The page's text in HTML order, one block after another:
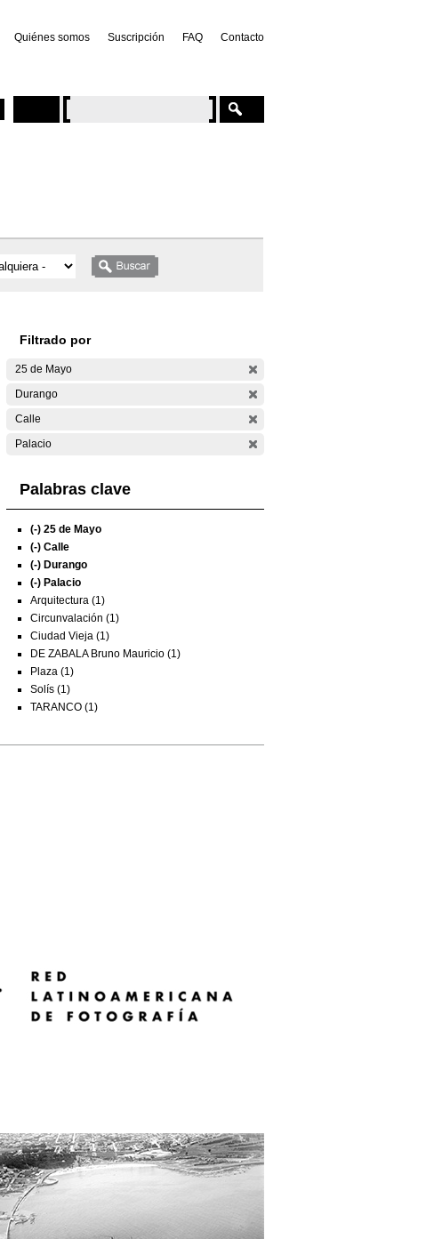
Quiénes somos Suscripción FAQ Contacto
Filtrado por
25 de Mayo
Durango
Calle
Palacio
Palabras clave
(-) 25 de Mayo
(-) Calle
(-) Durango
(-) Palacio
Arquitectura (1)
Circunvalación (1)
Ciudad Vieja (1)
DE ZABALA Bruno Mauricio (1)
Plaza (1)
Solís (1)
TARANCO (1)